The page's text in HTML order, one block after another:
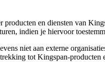
en diensten van
indien je hiervoor
niet aan externe
tot